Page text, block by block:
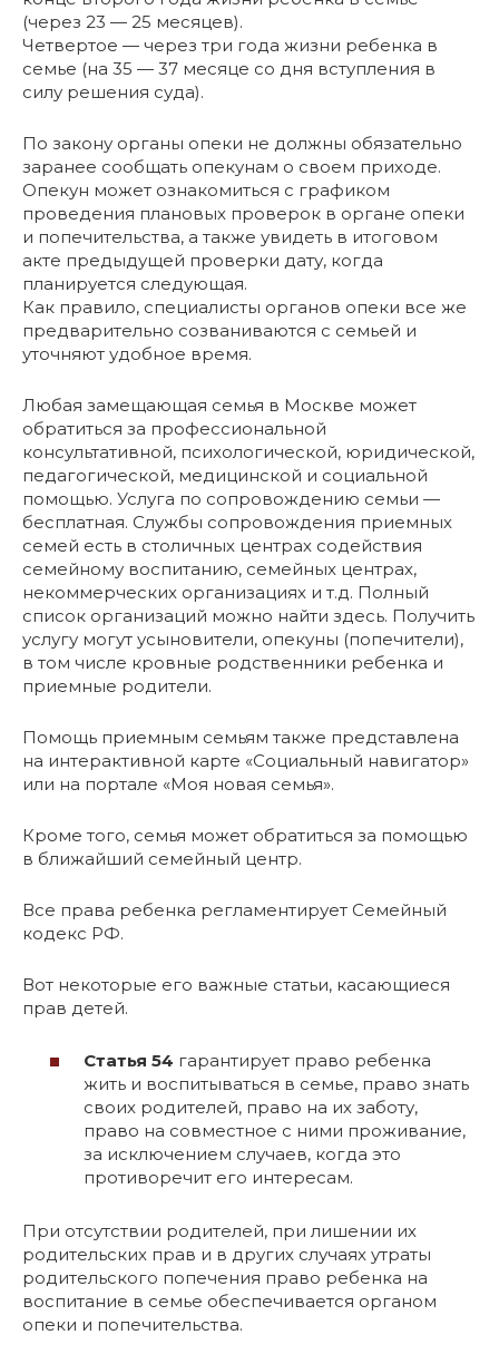
(через 23 — 25 месяцев).
Четвертое — через три года жизни ребенка в
семье (на 35 — 37 месяце со дня вступления в
силу решения суда).
По закону органы опеки не должны обязательно
заранее сообщать опекунам о своем приходе.
Опекун может ознакомиться с графиком
проведения плановых проверок в органе опеки
и попечительства, а также увидеть в итоговом
акте предыдущей проверки дату, когда
планируется следующая.
Как правило, специалисты органов опеки все же
предварительно созваниваются с семьей и
уточняют удобное время.
Любая замещающая семья в Москве может
обратиться за профессиональной
консультативной, психологической, юридической,
педагогической, медицинской и социальной
помощью. Услуга по сопровождению семьи —
бесплатная. Службы сопровождения приемных
семей есть в столичных центрах содействия
семейному воспитанию, семейных центрах,
некоммерческих организациях и т.д. Полный
список организаций можно найти здесь. Получить
услугу могут усыновители, опекуны (попечители),
в том числе кровные родственники ребенка и
приемные родители.
Помощь приемным семьям также представлена
на интерактивной карте «Социальный навигатор»
или на портале «Моя новая семья».
Кроме того, семья может обратиться за помощью
в ближайший семейный центр.
Все права ребенка регламентирует Семейный
кодекс РФ.
Вот некоторые его важные статьи, касающиеся
прав детей.
Статья 54 гарантирует право ребенка
жить и воспитываться в семье, право знать
своих родителей, право на их заботу,
право на совместное с ними проживание,
за исключением случаев, когда это
противоречит его интересам.
При отсутствии родителей, при лишении их
родительских прав и в других случаях утраты
родительского попечения право ребенка на
воспитание в семье обеспечивается органом
опеки и попечительства.